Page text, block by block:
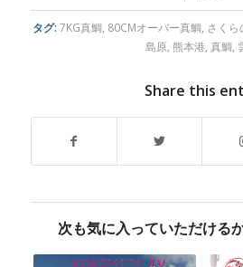
タグ: 7KG真鯛, 80CMオーバー真鯛, さくら
島原, 熊本港, 真鯛,
Share this
次も気に入っていただける